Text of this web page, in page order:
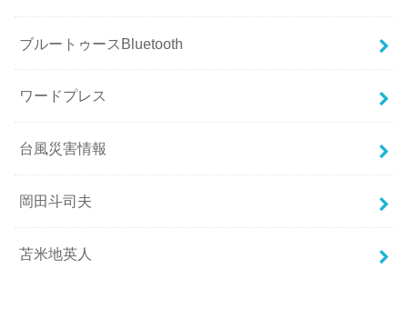
ブルートゥースBluetooth
ワードプレス
台風災害情報
岡田斗司夫
苫米地英人